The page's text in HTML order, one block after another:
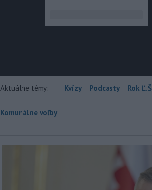
Aktuálne témy: Kvízy Podcasty Rok
Komunálne voľby